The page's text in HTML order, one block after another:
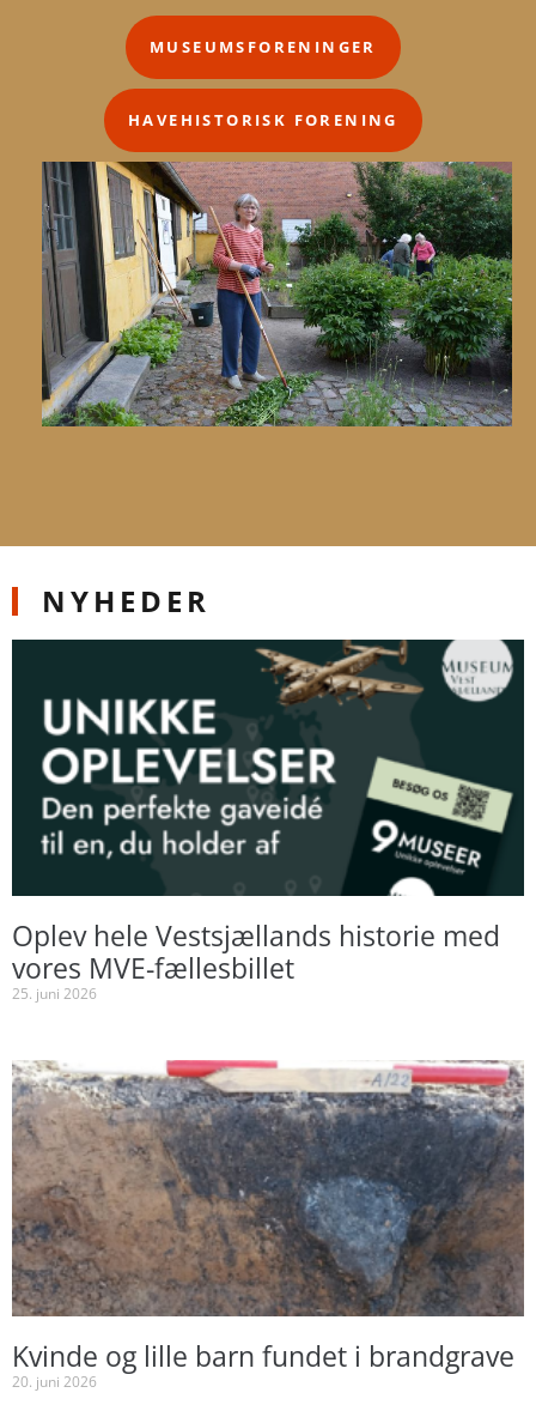
MUSEUMSFORENINGER
HAVEHISTORISK FORENING
NYHEDER
Oplev hele Vestsjællands historie med
vores MVE-fællesbillet
25. juni 2026
Kvinde og lille barn fundet i brandgrave
20. juni 2026